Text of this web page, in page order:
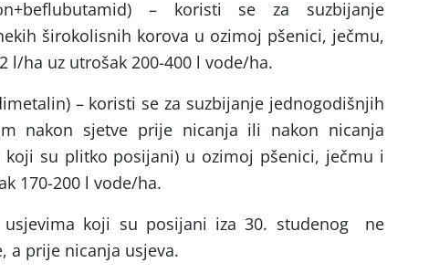
– koristi se za suzbijanje
širokolisnih korova u ozimoj pšenici, ječmu,
l/ha uz utrošak 200-400 l vode/ha.
– koristi se za suzbijanje jednogodišnjih
nakon sjetve prije nicanja ili nakon nicanja
koji su plitko posijani) u ozimoj pšenici, ječmu i
170-200 l vode/ha.
koji su posijani iza 30. studenog ne
a prije nicanja usjeva.